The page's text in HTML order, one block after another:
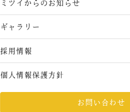
ミツイからのお知らせ
ギャラリー
採用情報
個人情報保護方針
お問い合わせ